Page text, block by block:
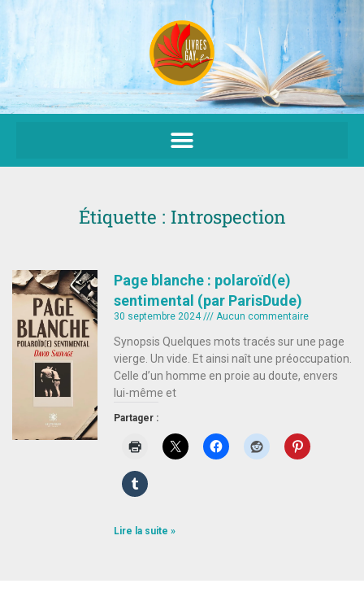
Aller
au
contenu
Étiquette : Introspection
Page blanche : polaroïd(e)
sentimental (par ParisDude)
30 septembre 2024 Aucun commentaire
Synopsis Quelques mots tracés sur une page
vierge. Un vide. Et ainsi naît une préoccupation.
Celle d’un homme en proie au doute, envers
lui-même et
Partager :
Lire la suite »